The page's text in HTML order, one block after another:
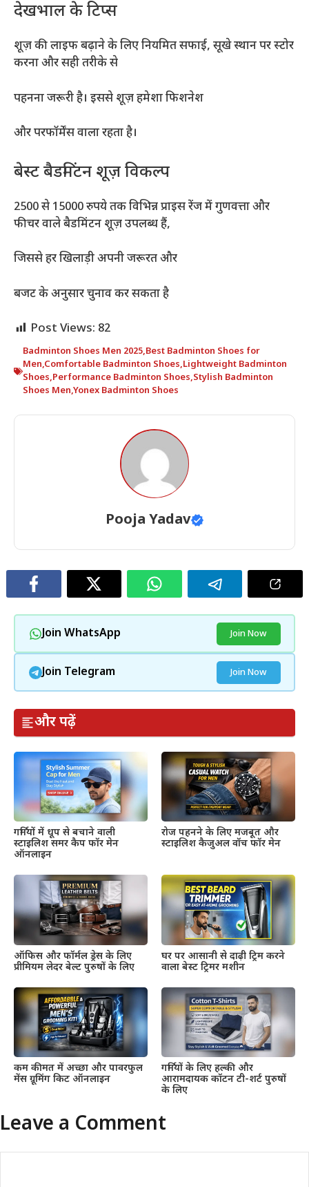
देखभाल के टिप्स
शूज़ की लाइफ बढ़ाने के लिए नियमित सफाई, सूखे स्थान पर स्टोर
करना और सही तरीके से
पहनना जरूरी है। इससे शूज़ हमेशा फिशनेश
और परफॉर्मेंस वाला रहता है।
बेस्ट बैडमिंटन शूज़ विकल्प
2500 से 15000 रुपये तक विभिन्न प्राइस रेंज में गुणवत्ता और
फीचर वाले बैडमिंटन शूज़ उपलब्ध हैं,
जिससे हर खिलाड़ी अपनी जरूरत और
बजट के अनुसार चुनाव कर सकता है
Post Views: 82
Badminton Shoes Men 2025,Best Badminton Shoes for
Men,Comfortable Badminton Shoes,Lightweight Badminton
Shoes,Performance Badminton Shoes,Stylish Badminton
Shoes Men,Yonex Badminton Shoes
Pooja Yadav
Join WhatsApp Join Now
Join Telegram Join Now
और पढ़ें
गर्मियों में धूप से बचाने वाली
स्टाइलिश समर कैप फॉर मेन
ऑनलाइन
रोज पहनने के लिए मजबूत और
स्टाइलिश कैजुअल वॉच फॉर मेन
ऑफिस और फॉर्मल ड्रेस के लिए
प्रीमियम लेदर बेल्ट पुरुषों के लिए
घर पर आसानी से दाढ़ी ट्रिम करने
वाला बेस्ट ट्रिमर मशीन
कम कीमत में अच्छा और पावरफुल
मेंस ग्रूमिंग किट ऑनलाइन
गर्मियों के लिए हल्की और
आरामदायक कॉटन टी-शर्ट पुरुषों
के लिए
Leave a Comment